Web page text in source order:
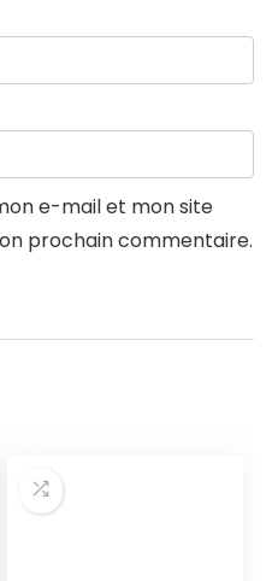
e-mail et mon site
prochain commentaire.